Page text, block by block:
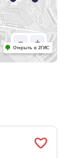
Открыть в 2ГИС